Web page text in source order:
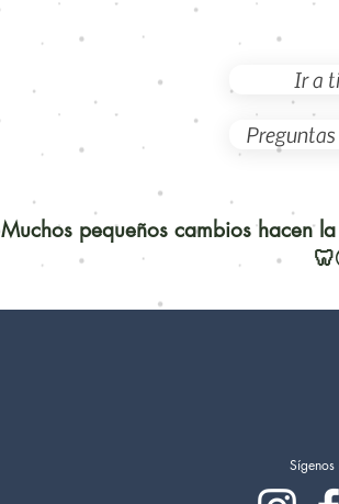
Ir a
Muchos pequeños cambios hacen
Sígenos